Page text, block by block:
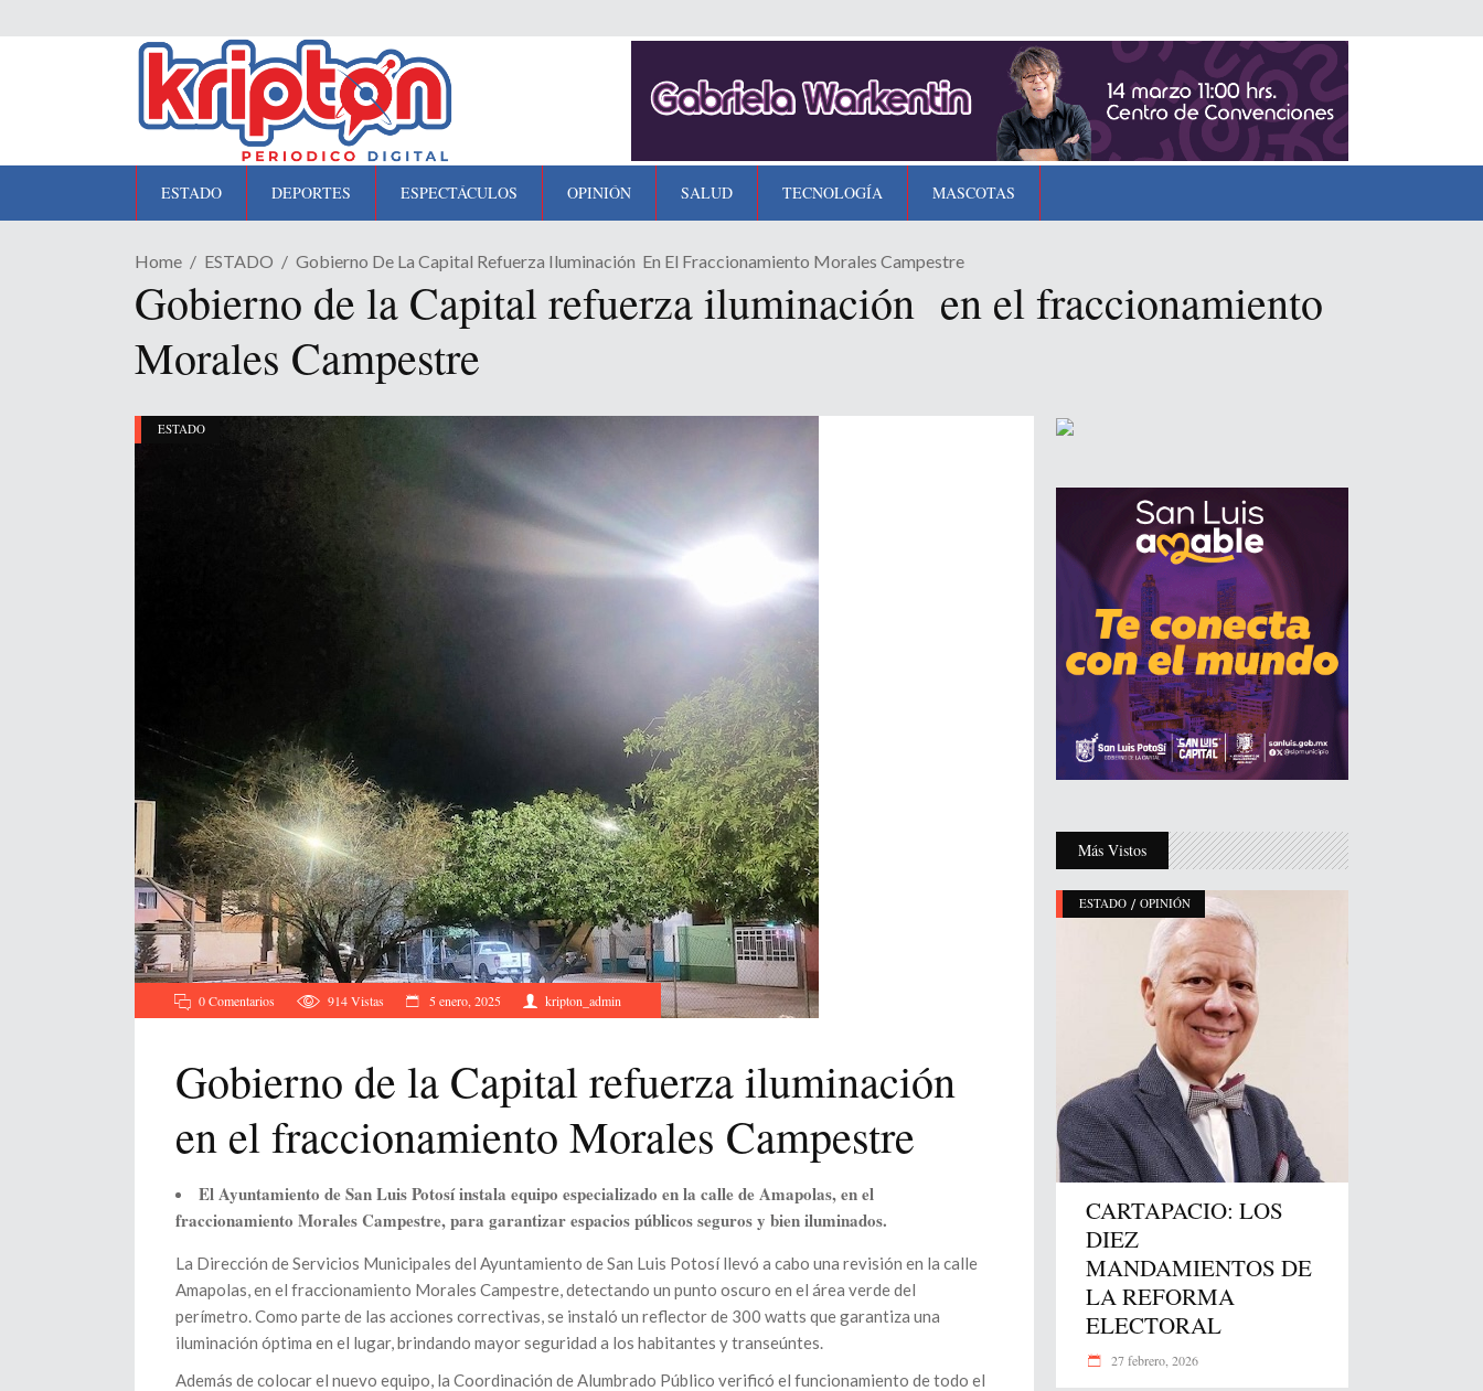
ESTADO DEPORTES ESPECTÁCULOS OPINIÓN SALUD TECNOLOGÍA MASCOTAS
Home ESTADO Gobierno De La Capital Refuerza Iluminación En El Fraccionamiento Morales Campestre
Gobierno de la Capital refuerza iluminación en el fraccionamiento
Morales Campestre
ESTADO
0 Comentarios 914Vistas 5 enero, 2025 kripton_admin
Gobierno de la Capital refuerza iluminación
en el fraccionamiento Morales Campestre
El Ayuntamiento de San Luis Potosí instala equipo especializado en la calle de Amapolas, en el
fraccionamiento Morales Campestre, para garantizar espacios públicos seguros y bien iluminados.
La Dirección de Servicios Municipales del Ayuntamiento de San Luis Potosí llevó a cabo una revisión en la calle
Amapolas, en el fraccionamiento Morales Campestre, detectando un punto oscuro en el área verde del
perímetro. Como parte de las acciones correctivas, se instaló un reflector de 300 watts que garantiza una
iluminación óptima en el lugar, brindando mayor seguridad a los habitantes y transeúntes.
Además de colocar el nuevo equipo, la Coordinación de Alumbrado Público verificó el funcionamiento de todo el
Más Vistos
ESTADO / OPINIÓN
CARTAPACIO: LOS
DIEZ
MANDAMIENTOS DE
LA REFORMA
ELECTORAL
27 febrero, 2026